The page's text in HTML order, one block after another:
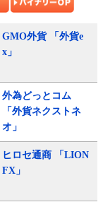
GMO外貨 「外貨e
x」
外為どっとコム
「外貨ネクストネ
オ」
ヒロセ通商 「LION
FX」